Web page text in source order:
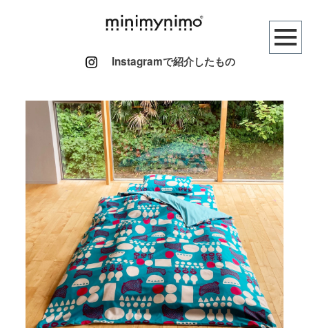
Instagramで紹介したもの